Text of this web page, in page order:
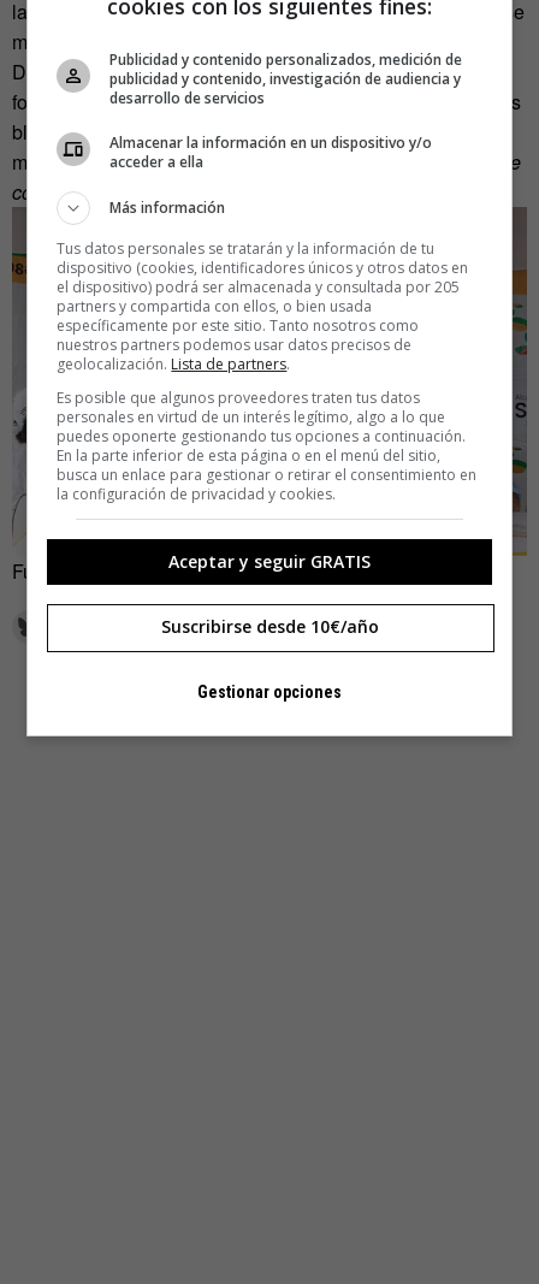
la capital colombiana. Sólo el tiempo dirá si pueden con ese
morlaco.
De momento, en una ceremonia con los mimos en
formación, el alcalde de Sucre presentó su ejército de caras
blancas y se comprometió, como
Antanas Mockus
mantener el esfuerzo “ hasta llenar todas las calles de Sucre
con creatividad y educación”
Fuente: Noticieros Televisa
Publicidad y contenido personalizados, medición de
publicidad y contenido, investigación de audiencia y
desarrollo de servicios
Almacenar la información en un dispositivo y/o
acceder a ella
Más información
Tus datos personales se tratarán y la información de tu
dispositivo (cookies, identificadores únicos y otros datos en
el dispositivo) podrá ser almacenada y consultada por 205
partners y compartida con ellos, o bien usada
específicamente por este sitio. Tanto nosotros como
nuestros partners podemos usar datos precisos de
geolocalización. Lista de partners.
Es posible que algunos proveedores traten tus datos
personales en virtud de un interés legítimo, algo a lo que
puedes oponerte gestionando tus opciones a continuación.
En la parte inferior de esta página o en el menú del sitio,
busca un enlace para gestionar o retirar el consentimiento en
la configuración de privacidad y cookies.
Aceptar y seguir GRATIS
Suscribirse desde 10€/año
Gestionar opciones